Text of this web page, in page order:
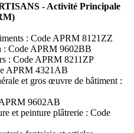
- Activité Principale
: Code APRM 8121ZZ
: Code APRM 9602BB
: Code APRM 8211ZP
APRM 4321AB
et gros œuvre de bâtiment :
9602AB
et peinture plâtrerie : Code